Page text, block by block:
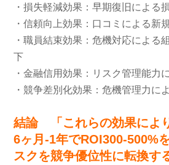
・損失軽減効果：早期復旧による
・信頼向上効果：口コミによる新
・職員結束効果：危機対応による
下
・金融信用効果：リスク管理能力
・競争差別化効果：危機管理力に
結論 「これらの効果によ
6ヶ月-1年でROI300-500%
スクを競争優位性に転換す